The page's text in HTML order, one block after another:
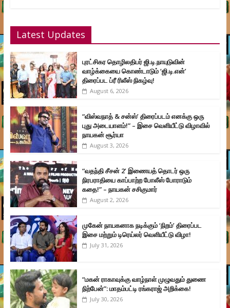
Latest Updates
புரட்சிகர தொழிலதிபர் ஜி.டி.நாயுடுவின்
வாழ்க்கையை கொண்டாடும் ‘ஜி.டி.என்’
திரைப்பட ப்ரீ ரிலீஸ் நிகழ்வு!
August 6, 2026
“விஸ்வநாத் & சன்ஸ்’ திரைப்படம் எனக்கு ஒரு
புது அடையாளம்!” – இசை வெளியீட்டு விழாவில்
நாயகன் சூர்யா
August 3, 2026
“வதந்தி சீசன் 2’ இணையத் தொடர் ஒரு
நிரபராதியை காப்பாற்ற போலீஸ் போராடும்
கதை!” – நாயகன் சசிகுமார்
August 2, 2026
முகேன் நாயகனாக நடிக்கும் ‘நிறம்’ திரைப்பட
இசை மற்றும் டிரெய்லர் வெளியீட்டு விழா!
July 31, 2026
“மகன் ராகாவுக்கு வாழ்நாள் முழுவதும் துணை
நிற்பேன்”: மாதம்பட்டி ரங்கராஜ் அறிக்கை!
July 30, 2026